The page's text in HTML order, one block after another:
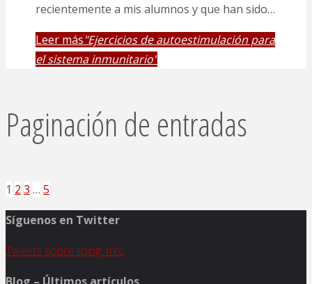
recientemente a mis alumnos y que han sido…
Leer más"Ejercicios de autoestimulación para
el sistema inmunitario"
Paginación de entradas
1 2 3 … 5
Síguenos en Twitter
Tweets sobre liping_mtc